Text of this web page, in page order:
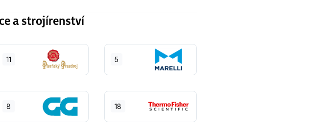
a strojírenství
11 5
8 18